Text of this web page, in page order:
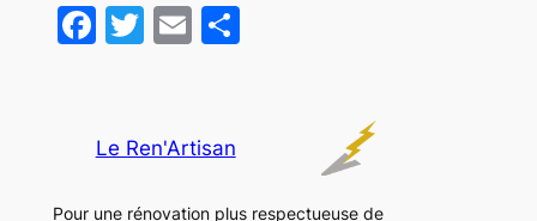
Facebook
Twitter
EmailPartager
Le Ren'Artisan
Pour une rénovation plus respectueuse de